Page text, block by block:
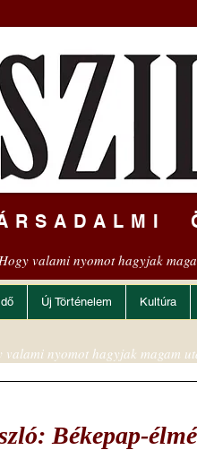
valami nyomot hagyjak
Új Történelem Kultúra
Békepap-
valami nyomot hagyjak magam